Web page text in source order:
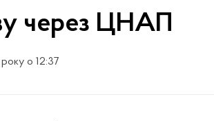
через ЦНАП
о 12:37